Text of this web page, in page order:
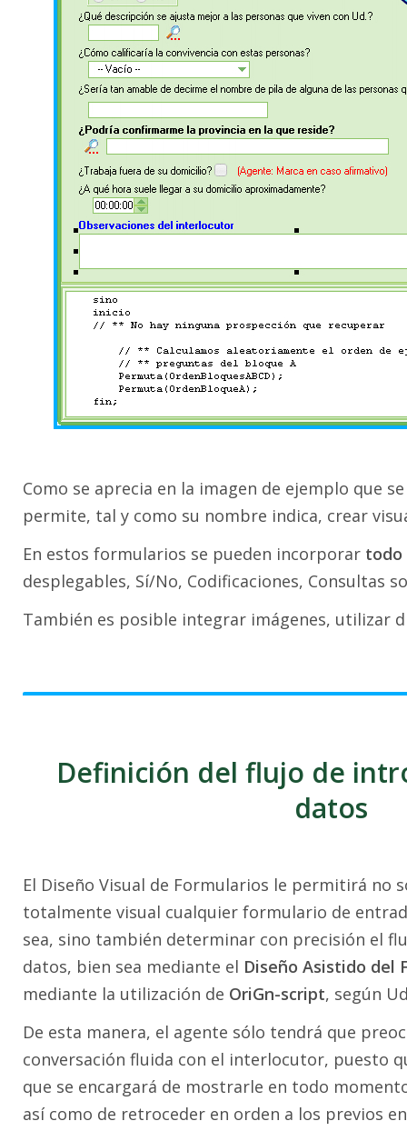
Como se aprecia en la imagen de ejemplo que
permite, tal y como su nombre indica, crear
En estos formularios se pueden incorporar todo
desplegables, Sí/No, Codificaciones, Consultas
También es posible integrar imágenes, utilizar
Definición del flujo de
datos
El Diseño Visual de Formularios le permitirá no
totalmente visual cualquier formulario de
sea, sino también determinar con precisión el
datos, bien sea mediante el Diseño Asistido del
mediante la utilización de OriGn-script, según
De esta manera, el agente sólo tendrá que
conversación fluida con el interlocutor, puesto
que se encargará de mostrarle en todo
así como de retroceder en orden a los previos